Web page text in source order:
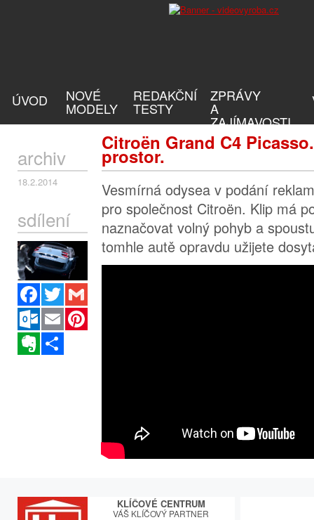
ÚVOD NOVÉ
MODELY
REDAKČNÍ
TESTY
ZPRÁVY
A
ZAJÍMAVOSTI
Citroën Grand C4
prostor.
archiv
18.2.2014
sdílení
Facebook
Twitter
Outlook.com
Email
Evernote
Vesmírná odysea v podání
pro společnost Citroën. Klip má
naznačovat volný pohyb a
tomhle autě opravdu užijete
KLÍČOVÉ CENTRUM
VÁŠ KLÍČOVÝ PARTNER